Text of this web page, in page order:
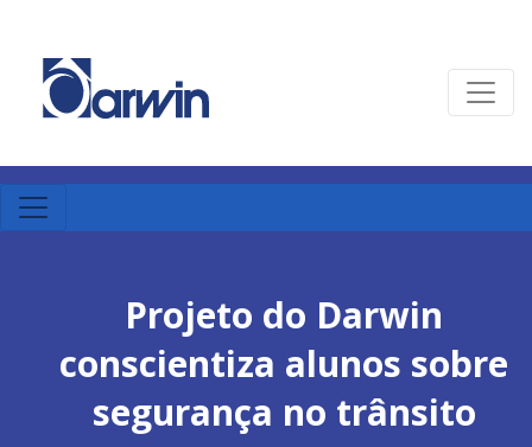
Projeto do Darwin
conscientiza alunos sobre
segurança no trânsito